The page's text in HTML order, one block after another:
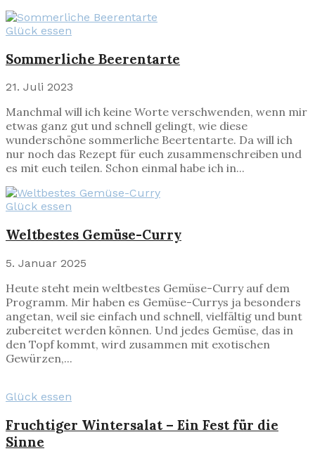
Glück essen
Sommerliche Beerentarte
21. Juli 2023
Manchmal will ich keine Worte verschwenden, wenn mir
etwas ganz gut und schnell gelingt, wie diese
wunderschöne sommerliche Beertentarte. Da will ich
nur noch das Rezept für euch zusammenschreiben und
es mit euch teilen. Schon einmal habe ich in...
Glück essen
Weltbestes Gemüse-Curry
5. Januar 2025
Heute steht mein weltbestes Gemüse-Curry auf dem
Programm. Mir haben es Gemüse-Currys ja besonders
angetan, weil sie einfach und schnell, vielfältig und bunt
zubereitet werden können. Und jedes Gemüse, das in
den Topf kommt, wird zusammen mit exotischen
Gewürzen,...
Glück essen
Fruchtiger Wintersalat – Ein Fest für die
Sinne